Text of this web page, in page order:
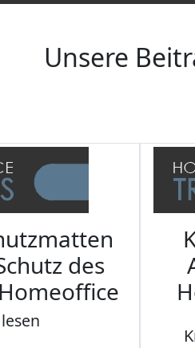
Unsere
des
lesen